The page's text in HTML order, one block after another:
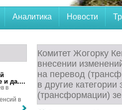
Аналитика Новости
Комитет Жогорку
внесении
на перевод
в другие
(трансформации)
и да....
в
в